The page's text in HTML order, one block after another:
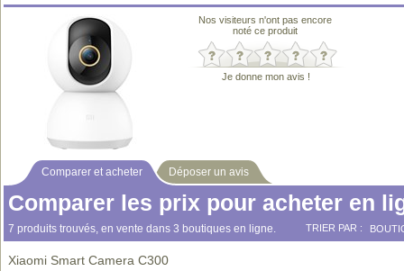
Nos visiteurs n'ont pas encore
noté ce produit
Je donne mon avis !
Comparer et acheter Déposer un avis
Comparer les prix pour acheter en
7 produits trouvés, en vente dans 3 boutiques en ligne. TRIER PAR :
Xiaomi Smart Camera C300